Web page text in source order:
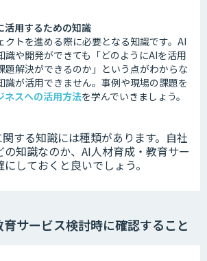
活用するための知識
クトを進める際に必要となる知識です。 AI
識や開発ができても「どのようにAIを活用
題解決ができるのか」という点がわからな
識が活用できません。 事例や現場の課題を
ネスへの活用方法を学んでいきましょう。
する知識には種類があります。 自社
の知識なのか、AI人材育成・教育サー
しておくと良いでしょう。
サービス検討時に確認すること